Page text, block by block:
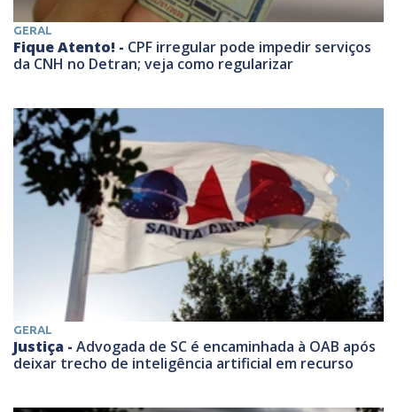
GERAL
Fique Atento! - CPF irregular pode impedir serviços
da CNH no Detran; veja como regularizar
GERAL
Justiça - Advogada de SC é encaminhada à OAB após
deixar trecho de inteligência artificial em recurso